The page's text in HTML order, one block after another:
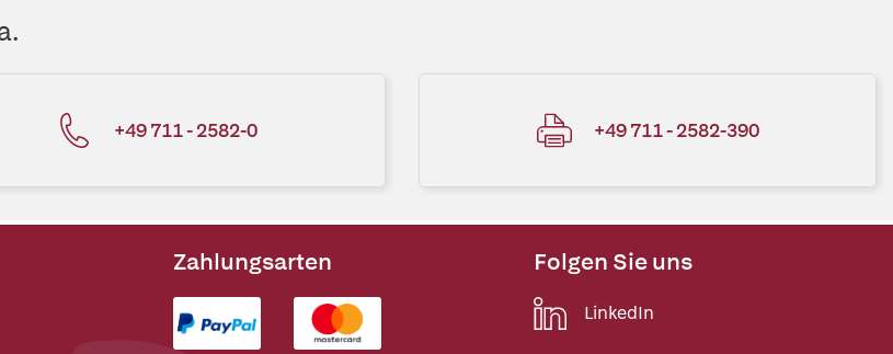
+49 711 - 2582-0 +49 711 - 2582-390
Zahlungsarten Folgen Sie uns
LinkedIn